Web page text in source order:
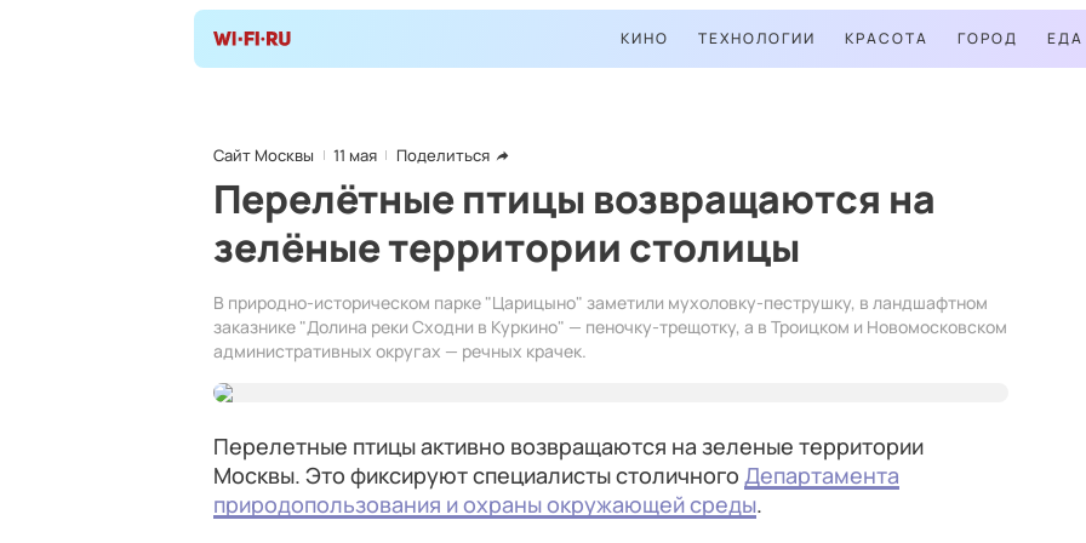
КИНО ТЕХНОЛОГИИ КРАСОТА ГОРОД ЕДА
Сайт Москвы 11 мая Поделиться
Перелётные птицы возвращаются на
зелёные территории столицы
В природно‑историческом парке "Царицыно" заметили мухоловку‑пеструшку, в ландшафтном
заказнике "Долина реки Сходни в Куркино" — пеночку-трещотку, а в Троицком и Новомосковском
административных округах — речных крачек.
Перелетные птицы активно возвращаются на зеленые территории
Москвы. Это фиксируют специалисты столичного Департамента
природопользования и охраны окружающей среды.